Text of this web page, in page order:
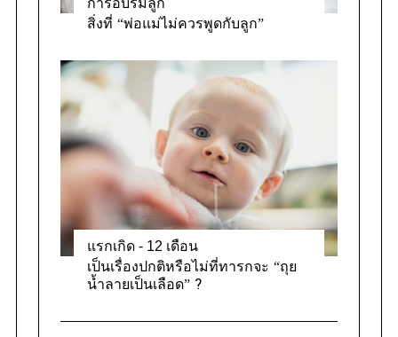
การอบรมลูก
สิ่งที่ “พ่อแม่ไม่ควรพูดกับลูก”
แรกเกิด - 12 เดือน
เป็นเรื่องปกติหรือไม่ที่ทารกจะ “ถุย
น้ำลายเป็นเลือด” ?